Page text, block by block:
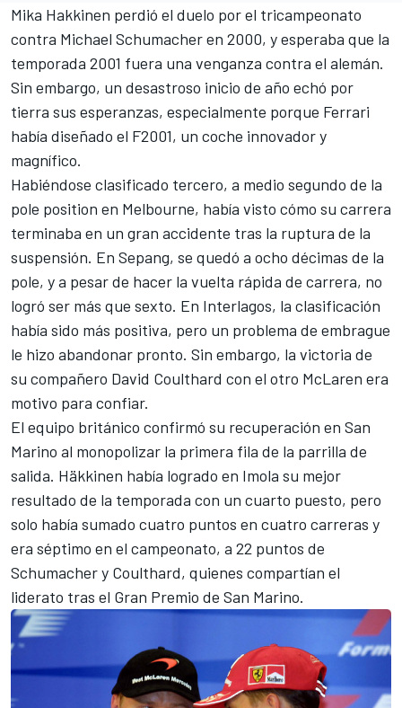
Mika Hakkinen perdió el duelo por el tricampeonato
contra Michael Schumacheren 2000, y esperaba que la
temporada 2001 fuera una venganza contra el alemán.
Sin embargo, un desastroso inicio de año echó por
tierra sus esperanzas, especialmente porque Ferrari
había diseñado el F2001, un coche innovador y
magnífico.
Habiéndose clasificado tercero, a medio segundo de la
pole position en Melbourne, había visto cómo su carrera
terminaba en un gran accidente tras la ruptura de la
suspensión. En Sepang, se quedó a ocho décimas de la
pole, y a pesar de hacer la vuelta rápida de carrera, no
logró ser más que sexto. En Interlagos, la clasificación
había sido más positiva, pero un problema de embrague
le hizo abandonar pronto. Sin embargo, la victoria de
su compañero David Coulthard con el otro McLaren era
motivo para confiar.
El equipo británico confirmó su recuperación en San
Marino al monopolizar la primera fila de la parrilla de
salida. Häkkinen había logrado en Imola su mejor
resultado de la temporada con un cuarto puesto, pero
solo había sumado cuatro puntos en cuatro carreras y
era séptimo en el campeonato, a 22 puntos de
Schumacher y Coulthard, quienes compartían el
liderato tras el Gran Premio de San Marino.